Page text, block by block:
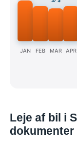
JAN FEB MAR APR
Leje af bil i